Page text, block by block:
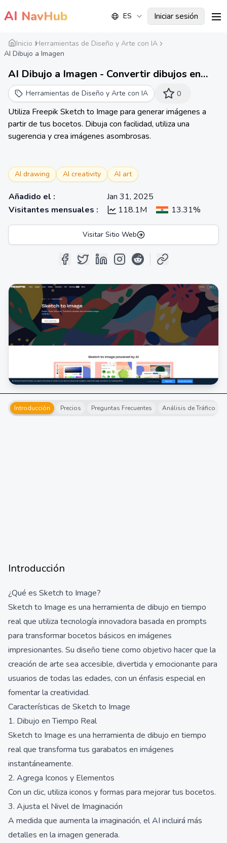
AI NavHub ES Iniciar sesión
Inicio Herramientas de Diseño y Arte con IA
AI Dibujo a Imagen
AI Dibujo a Imagen - Convertir dibujos en
imágenes | Freepik
Herramientas de Diseño y Arte con IA 0
Utiliza Freepik Sketch to Image para generar imágenes a
partir de tus bocetos. Dibuja con facilidad, utiliza una
sugerencia y crea imágenes asombrosas.
AI drawing AI creativity AI art
Añadido el :
Jan 31, 2025
Visitantes mensuales : 118.1M 13.31%
Visitar Sitio Web
Introducción Precios Preguntas Frecuentes Análisis de Tráfico
Introducción
¿Qué es Sketch to Image?
Sketch to Image es una herramienta de dibujo en tiempo
real que utiliza tecnología innovadora basada en prompts
para transformar bocetos básicos en imágenes
impresionantes. Su diseño tiene como objetivo hacer que la
creación de arte sea accesible, divertida y emocionante para
usuarios de todas las edades, con un énfasis especial en
fomentar la creatividad.
Características de Sketch to Image
1. Dibujo en Tiempo Real
Sketch to Image es una herramienta de dibujo en tiempo
real que transforma tus garabatos en imágenes
instantáneamente.
2. Agrega Iconos y Elementos
Con un clic, utiliza iconos y formas para mejorar tus bocetos.
3. Ajusta el Nivel de Imaginación
A medida que aumenta la imaginación, el AI incluirá más
detalles en la imagen generada.